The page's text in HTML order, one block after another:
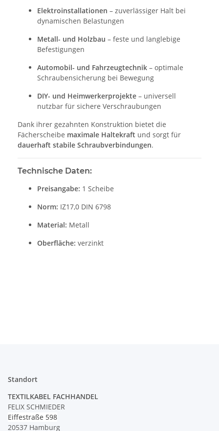
Elektroinstallationen – zuverlässiger Halt bei
dynamischen Belastungen
Metall- und Holzbau – feste und langlebige
Befestigungen
Automobil- und Fahrzeugtechnik – optimale
Schraubensicherung bei Bewegung
DIY- und Heimwerkerprojekte – universell
nutzbar für sichere Verschraubungen
Dank ihrer gezahnten Konstruktion bietet die
Fächerscheibe maximale Haltekraft und sorgt für
dauerhaft stabile Schraubverbindungen.
Technische Daten:
Preisangabe: 1 Scheibe
Norm: IZ17,0 DIN 6798
Material: Metall
Oberfläche: verzinkt
Standort
TEXTILKABEL FACHHANDEL
FELIX SCHMIEDER
Eiffestraße 598
20537 Hamburg